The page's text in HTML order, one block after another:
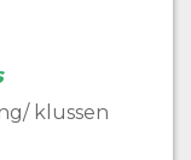
klussen